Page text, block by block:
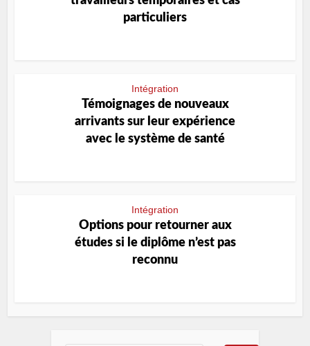
particuliers
Intégration
Témoignages de nouveaux
arrivants sur leur expérience
avec le système de santé
Intégration
Options pour retourner aux
études si le diplôme n’est pas
reconnu